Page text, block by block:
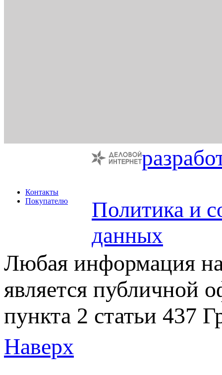
Контакты
Покупателю
Политика и
данных
Любая информация на
является публичной
пункта 2 статьи 437
Наверх